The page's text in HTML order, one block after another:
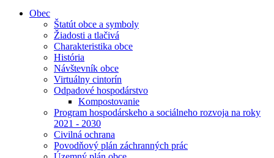
Obec
Štatút obce a symboly
Žiadosti a tlačivá
Charakteristika obce
História
Návštevník obce
Virtuálny cintorín
Odpadové hospodárstvo
Kompostovanie
Program hospodárskeho a sociálneho rozvoja na roky
2021 - 2030
Civilná ochrana
Povodňový plán záchranných prác